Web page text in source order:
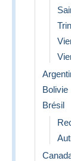
Bolivie
Brésil